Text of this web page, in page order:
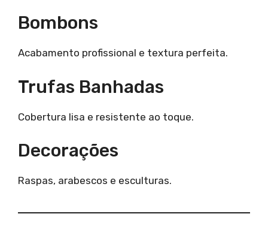
Bombons
Acabamento profissional e textura perfeita.
Trufas Banhadas
Cobertura lisa e resistente ao toque.
Decorações
Raspas, arabescos e esculturas.